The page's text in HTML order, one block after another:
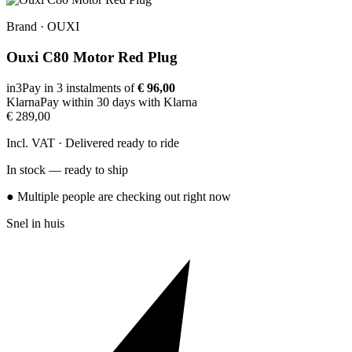
Brand · OUXI
Ouxi C80 Motor Red Plug
in3Pay in 3 instalments of € 96,00
KlarnaPay within 30 days with Klarna
€ 289,00
Incl. VAT · Delivered ready to ride
In stock — ready to ship
● Multiple people are checking out right now
Snel in huis